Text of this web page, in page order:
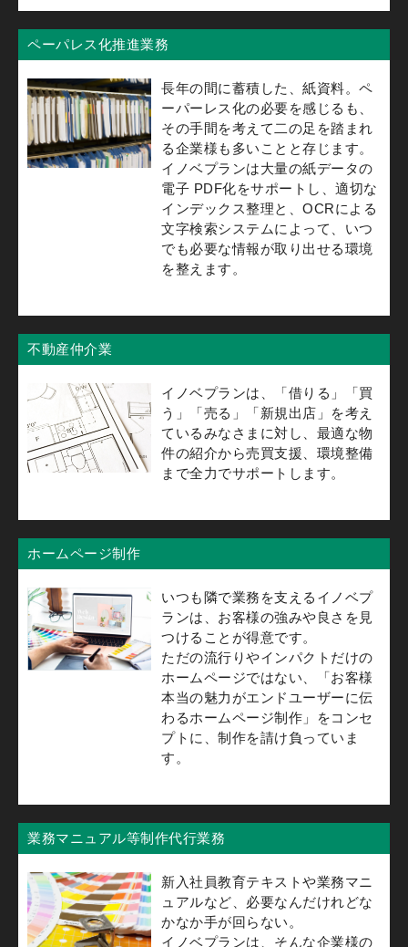
ペーパレス化推進業務
長年の間に蓄積した、紙資料。ペ
ーパーレス化の必要を感じるも、
その手間を考えて二の足を踏まれ
る企業様も多いことと存じます。
イノベプランは大量の紙データの
電子 PDF化をサポートし、適切な
インデックス整理と、OCRによる
文字検索システムによって、いつ
でも必要な情報が取り出せる環境
を整えます。
不動産仲介業
イノベプランは、「借りる」「買
う」「売る」「新規出店」を考え
ているみなさまに対し、最適な物
件の紹介から売買支援、環境整備
まで全力でサポートします。
ホームページ制作
いつも隣で業務を支えるイノベプ
ランは、お客様の強みや良さを見
つけることが得意です。
ただの流行りやインパクトだけの
ホームページではない、「お客様
本当の魅力がエンドユーザーに伝
わるホームページ制作」をコンセ
プトに、制作を請け負っていま
す。
業務マニュアル等制作代行業務
新入社員教育テキストや業務マニ
ュアルなど、必要なんだけれどな
かなか手が回らない。
イノベプランは、そんな企業様の